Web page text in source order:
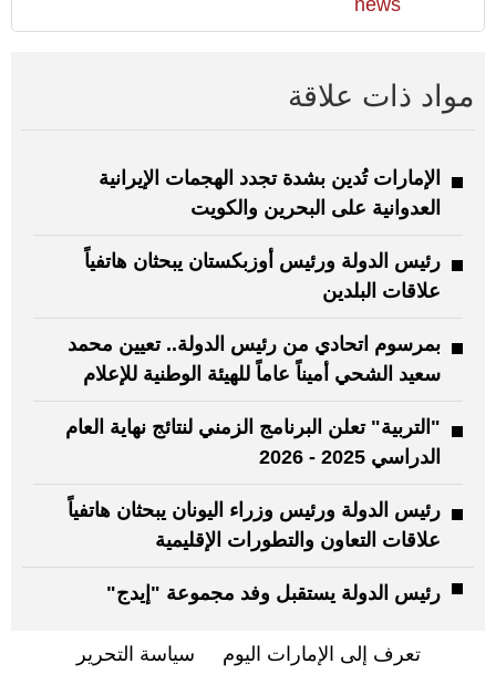
news
مواد ذات علاقة
الإمارات تُدين بشدة تجدد الهجمات الإيرانية
العدوانية على البحرين والكويت
رئيس الدولة ورئيس أوزبكستان يبحثان هاتفياً
علاقات البلدين
بمرسوم اتحادي من رئيس الدولة.. تعيين محمد
سعيد الشحي أميناً عاماً للهيئة الوطنية للإعلام
"التربية" تعلن البرنامج الزمني لنتائج نهاية العام
الدراسي 2025 - 2026
رئيس الدولة ورئيس وزراء اليونان يبحثان هاتفياً
علاقات التعاون والتطورات الإقليمية
رئيس الدولة يستقبل وفد مجموعة "إيدج"
تعرف إلى الإمارات اليوم سياسة التحرير